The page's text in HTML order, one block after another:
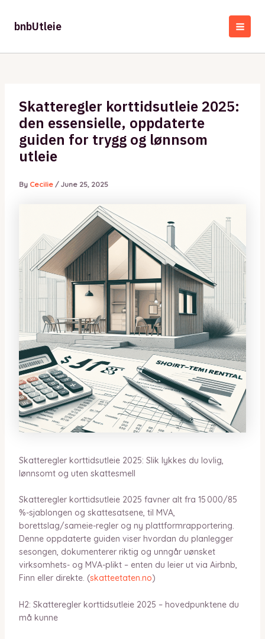
contentbnbUtleie
Skatteregler korttidsutleie 2025:
den essensielle, oppdaterte
guiden for trygg og lønnsom
utleie
By Cecilie / June 25, 2025
Skatteregler korttidsutleie 2025: Slik lykkes du lovlig,
lønnsomt og uten skattesmell
Skatteregler korttidsutleie 2025 favner alt fra 15 000/85
%-sjablongen og skattesatsene, til MVA,
borettslag/sameie-regler og ny plattformrapportering.
Denne oppdaterte guiden viser hvordan du planlegger
sesongen, dokumenterer riktig og unngår uønsket
virksomhets- og MVA-plikt – enten du leier ut via Airbnb,
Finn eller direkte. (skatteetaten.no)
H2: Skatteregler korttidsutleie 2025 – hovedpunktene du
må kunne